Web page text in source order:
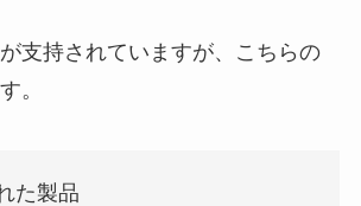
支持されていますが、こちらの
。
た製品